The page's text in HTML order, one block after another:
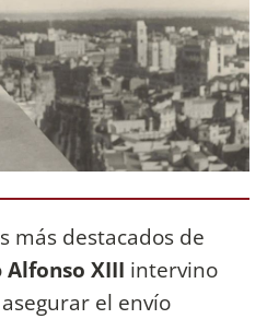
más destacados de
Alfonso XIII intervino
el envío